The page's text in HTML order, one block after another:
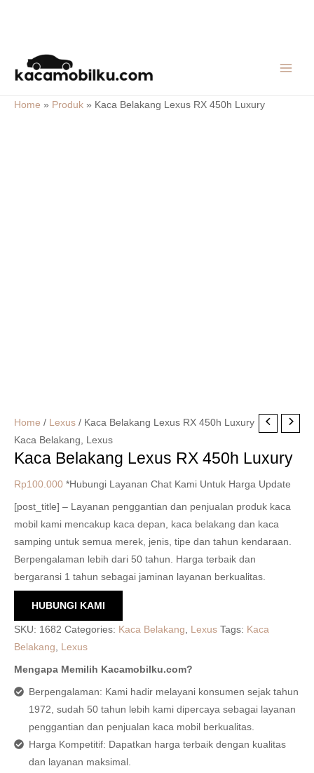
content
Home » Produk » Kaca Belakang Lexus RX 450h Luxury
Home / Lexus / Kaca Belakang Lexus RX 450h Luxury
Kaca Belakang, Lexus
Kaca Belakang Lexus RX 450h Luxury
Rp100.000 *Hubungi Layanan Chat Kami Untuk Harga Update
[post_title] – Layanan penggantian dan penjualan produk kaca
mobil kami mencakup kaca depan, kaca belakang dan kaca
samping untuk semua merek, jenis, tipe dan tahun kendaraan.
Berpengalaman lebih dari 50 tahun. Harga terbaik dan
bergaransi 1 tahun sebagai jaminan layanan berkualitas.
HUBUNGI KAMI
SKU: 1682 Categories: Kaca Belakang, Lexus Tags: Kaca
Belakang, Lexus
Mengapa Memilih Kacamobilku.com?
Berpengalaman: Kami hadir melayani konsumen sejak tahun
1972, sudah 50 tahun lebih kami dipercaya sebagai layanan
penggantian dan penjualan kaca mobil berkualitas.
Harga Kompetitif: Dapatkan harga terbaik dengan kualitas
dan layanan maksimal.